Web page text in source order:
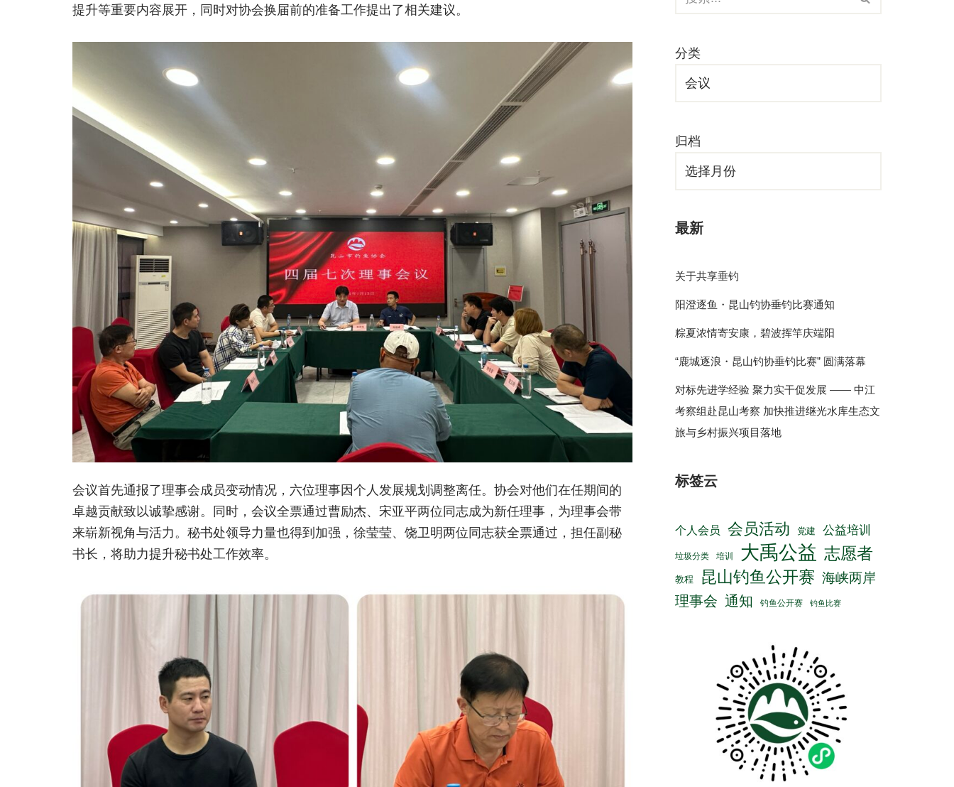
提升等重要内容展开，同时对协会换届前的准备工作提出了相关建议。
会议首先通报了理事会成员变动情况，六位理事因个人发展规划调整离任。协会对他们在任期间的
卓越贡献致以诚挚感谢。同时，会议全票通过曹励杰、宋亚平两位同志成为新任理事，为理事会带
来崭新视角与活力。秘书处领导力量也得到加强，徐莹莹、饶卫明两位同志获全票通过，担任副秘
书长，将助力提升秘书处工作效率。
分类
归档
最新
关于共享垂钓
阳澄逐鱼・昆山钓协垂钓比赛通知
粽夏浓情寄安康，碧波挥竿庆端阳
“鹿城逐浪・昆山钓协垂钓比赛” 圆满落幕
对标先进学经验 聚力实干促发展 —— 中江
考察组赴昆山考察 加快推进继光水库生态文
旅与乡村振兴项目落地
标签云
个人会员 会员活动 党建 公益培训
垃圾分类 培训 大禹公益 志愿者
教程 昆山钓鱼公开赛 海峡两岸
理事会 通知 钓鱼公开赛 钓鱼比赛